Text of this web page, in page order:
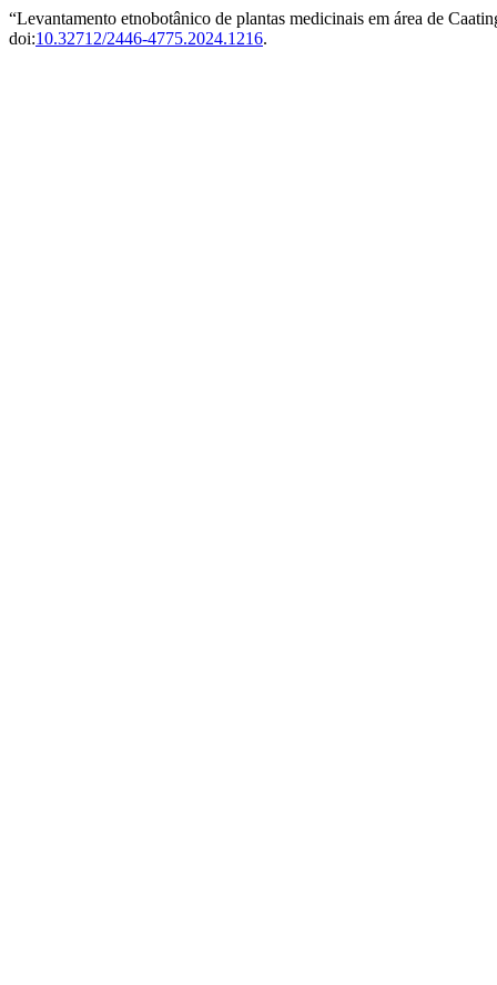
“Levantamento etnobotânico de plantas medicinais em área de
doi:10.32712/2446-4775.2024.1216.